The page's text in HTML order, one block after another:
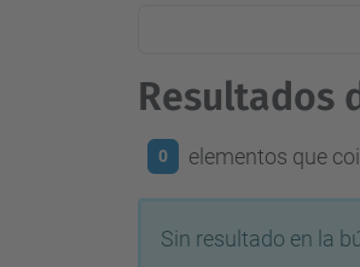
Resultados
0 elementos que
Sin resultado en la